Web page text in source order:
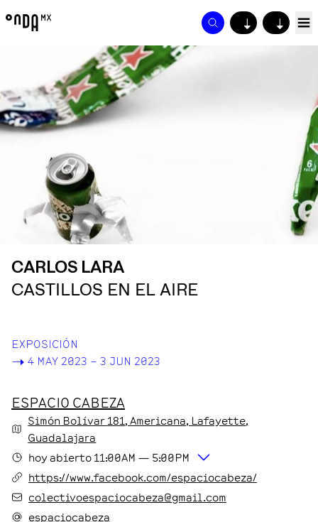
↓ ↓
CARLOS LARA
CASTILLOS EN EL AIRE
EXPOSICIÓN
-> 4 MAY 2023 – 3 JUN 2023
ESPACIO CABEZA
Simón Bolívar 181 , Americana, Lafayette,
Guadalajara
hoyabierto 11:00AM — 5:00PM
https://www.facebook.com/espaciocabeza/
colectivoespaciocabeza@gmail.com
espaciocabeza